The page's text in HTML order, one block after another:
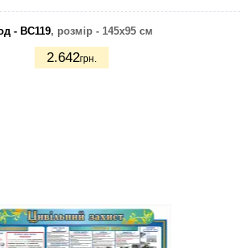
- ВС119, розмір - 145х95 см
2.642грн.